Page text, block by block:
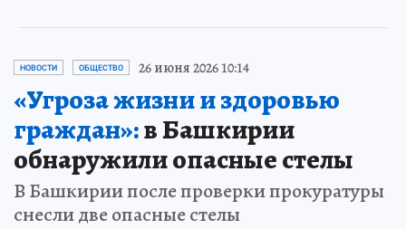
НОВОСТИ ОБЩЕСТВО 26 июня 2026 10:14
«Угроза жизни и здоровью
граждан»:в Башкирии
обнаружили опасные стелы
В Башкирии после проверки прокуратуры
снесли две опасные стелы